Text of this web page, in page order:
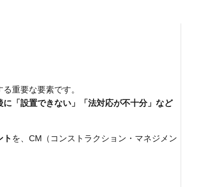
重要な要素です。
に「設置できない」「法対応が不十分」など
ト を、CM（コンストラクション・マネジメン